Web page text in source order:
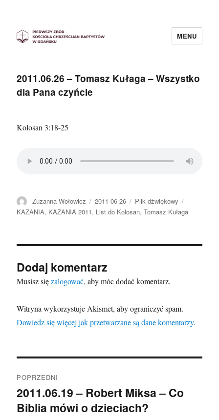
MENU
2011.06.26 – Tomasz Kułaga – Wszystko
dla Pana czyńcie
Kolosan 3:18-25
Autor
Zuzanna Wołowicz
Data
publikacji
2011-06-26 Format
Plik dźwiękowy
KAZANIA, KAZANIA 2011, List do Kolosan,Tomasz Kułaga
Dodaj komentarz
Musisz sięzalogować, aby móc dodać komentarz.
Witryna wykorzystuje Akismet, aby ograniczyć spam.
Dowiedz się więcej jak przetwarzane są dane komentarzy.
wpisu
POPRZEDNI
Poprzedni
wpis:
2011.06.19 – Robert Miksa – Co
Biblia mówi o dzieciach?